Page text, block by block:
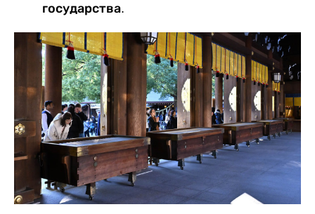
государства.